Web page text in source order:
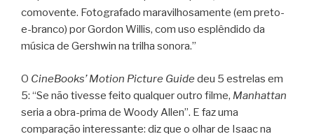
comovente. Fotografado maravilhosamente (em preto-
e-branco) por Gordon Willis, com uso esplêndido da
música de Gershwin na trilha sonora.”
O CineBooks’ Motion Picture Guide deu 5 estrelas em
5: “Se não tivesse feito qualquer outro filme, Manhattan
seria a obra-prima de Woody Allen”. E faz uma
comparação interessante: diz que o olhar de Isaac na